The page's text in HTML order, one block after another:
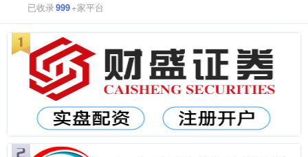
已收录999+家平台